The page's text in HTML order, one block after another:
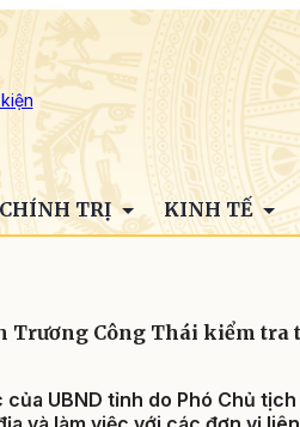
CHÍNH TRỊ KINH TẾ
Trương Công Thái kiểm
UBND tỉnh do Phó Chủ